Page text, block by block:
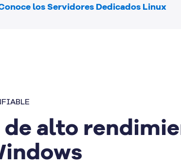
los Servidores Dedicados Linux
alto